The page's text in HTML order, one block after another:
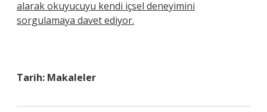
alarak okuyucuyu kendi içsel deneyimini
sorgulamaya davet ediyor.
Tarih: Makaleler